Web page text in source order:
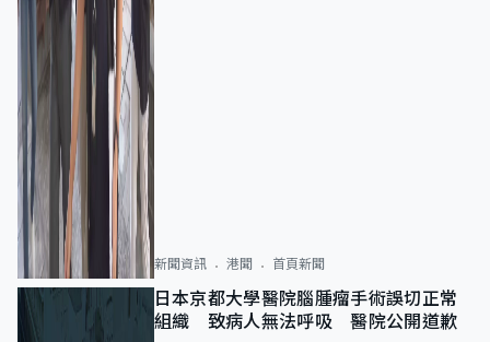
新聞資訊 港聞 首頁新聞
日本京都大學醫院腦腫瘤手術誤切正常
組織 致病人無法呼吸 醫院公開道歉